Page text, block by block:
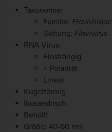
Taxonomie:
Familie: Flaviviridae
Gattung: Flavivirus
RNA-Virus:
Einsträngig
+-Polarität
Linear
Kugelförmig
Ikosaedrisch
Behüllt
Größe: 40-60 nm